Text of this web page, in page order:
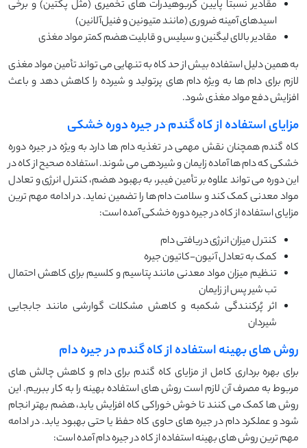
مقادیر نسبتاً پایین کربوهیدرات های تخمیری (مثل پکتین) و برخی
اسیدهای آمینه ضروری (مانند متیونین و فنیل‌آلانین)
مقادیر بالای لیگنین و سیلیس و قابلیت هضم کمتر مواد مغذی
به همین دلیل استفاده بیش از حد کاه به تنهایی می تواند تأمین مواد مغذی
لازم برای دام ها به ویژه دام های پرتولید و شیرده را کاهش دهد و باعث
افزایش دفع مواد مغذی شود.
مزایای استفاده از کاه گندم در جیره دوره خشکی
کاه گندم همچنان نقش مهمی در تغذیه دام ها دارد به ویژه در جیره دوره
خشکی که دام ها آماده زایمان و شیردهی می شوند. استفاده صحیح از کاه در
این دوره می تواند علاوه بر تأمین فیبر، به بهبود هضم، کنترل انرژی و تعادل
مواد معدنی کمک کند و سلامت دام ها را تضمین نماید. در ادامه مهم ترین
مزایای استفاده از کاه در جیره دوره خشکی آمده است:
کنترل میزان انرژی دریافتی دام
کمک به تعادل آنیون-کاتیون جیره
تنظیم میزان مواد معدنی مانند پتاسیم و کلسیم برای کاهش احتمال
تب شیر پس از زایمان
اثر پُرکنندگی شکمبه و کاهش مشکلات گوارشی مانند جابجایی
شیردان
روش های بهینه استفاده از کاه گندم در جیره دام
برای بهره برداری کامل از مزایای کاه گندم برای دام و کاهش چالش های
مربوط به مصرف آن لازم است روش های استفاده بهینه را به کار ببریم. این
روش ها کمک می کنند تا خوش خوراکی کاه افزایش یابد، هضم بهتر انجام
شود و عملکرد دام در جیره های حاوی کاه حفظ یا حتی بهبود یابد. در ادامه
مهم ترین روش های بهینه استفاده از کاه در جیره دام آمده است: